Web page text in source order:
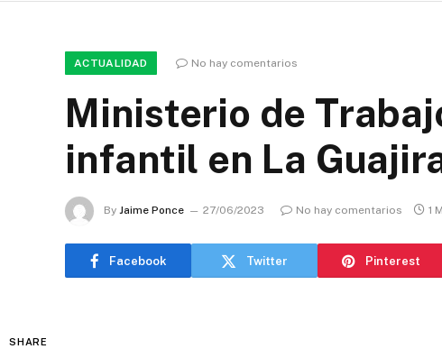
ACTUALIDAD No hay comentarios
Ministerio de
infantil en La
By Jaime Ponce 27/06/2023 No hay comentarios 1
Facebook Twitter Pinterest
SHARE